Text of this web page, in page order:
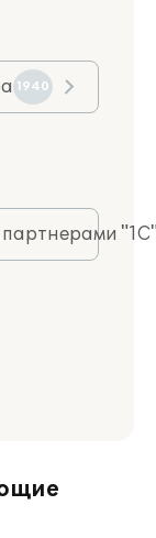
1940
партнерами